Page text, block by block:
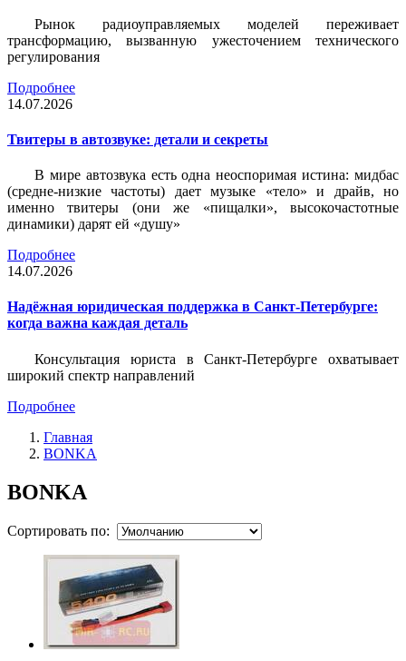
Рынок радиоуправляемых моделей переживает
трансформацию, вызванную ужесточением технического
регулирования
Подробнее
14.07.2026
Твитеры в автозвуке: детали и секреты
В мире автозвука есть одна неоспоримая истина: мидбас
(средне-низкие частоты) дает музыке «тело» и драйв, но
именно твитеры (они же «пищалки», высокочастотные
динамики) дарят ей «душу»
Подробнее
14.07.2026
Надёжная юридическая поддержка в Санкт-Петербурге:
когда важна каждая деталь
Консультация юриста в Санкт-Петербурге охватывает
широкий спектр направлений
Подробнее
Главная
BONKA
BONKA
Сортировать по: